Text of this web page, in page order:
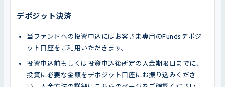
デポジット決済
当ファンドへの投資申込にはお客さま専用のFundsデポジ
ット口座をご利用いただきます。
投資申込前もしくは投資申込後所定の入金期限日までに、
投資に必要な金額をデポジット口座にお振り込みくださ